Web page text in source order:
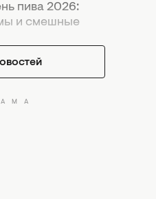
пива 2026:
и смешные